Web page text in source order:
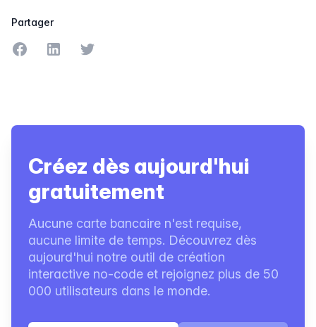
Partager
Partager sur Facebook
Partager sur LinkedIn
Partager sur Twitter
Créez dès aujourd'hui
gratuitement
Aucune carte bancaire n'est requise,
aucune limite de temps. Découvrez dès
aujourd'hui notre outil de création
interactive no-code et rejoignez plus de 50
000 utilisateurs dans le monde.